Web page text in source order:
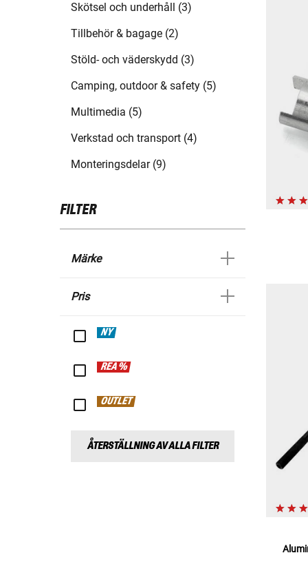
Skötsel och underhåll (3)
Tillbehör & bagage (2)
Stöld- och väderskydd (3)
Camping, outdoor & safety (5)
Multimedia (5)
Verkstad och transport (4)
Monteringsdelar (9)
FILTER
Märke
Pris
NY
REA %
OUTLET
ÅTERSTÄLLNING AV ALLA FILTER